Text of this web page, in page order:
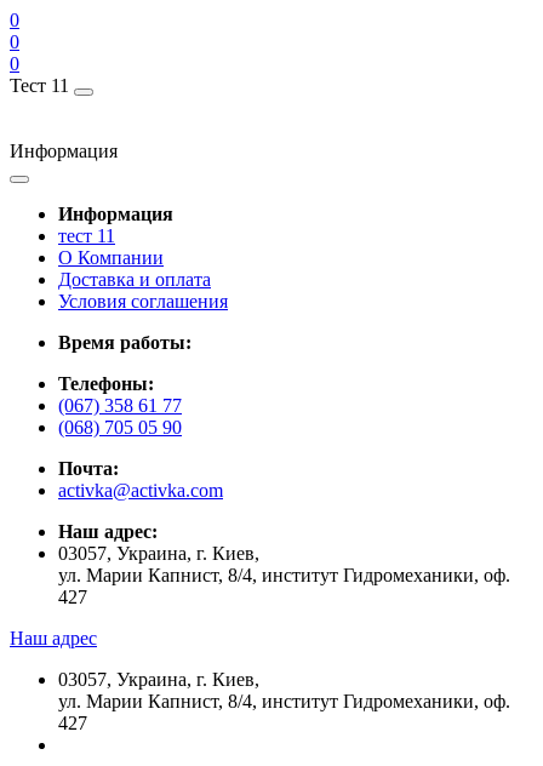
0
0
0
Тест 11
Информация
Информация
тест 11
О Компании
Доставка и оплата
Условия соглашения
Время работы:
Телефоны:
(067) 358 61 77
(068) 705 05 90
Почта:
activka@activka.com
Наш адрес:
03057, Украина, г. Киев,
ул. Марии Капнист, 8/4, институт Гидромеханики, оф.
427
Наш адрес
03057, Украина, г. Киев,
ул. Марии Капнист, 8/4, институт Гидромеханики, оф.
427